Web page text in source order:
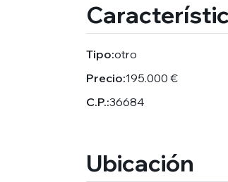
Tipo:otro
Precio:195.000 €
C.P.:36684
Ubicación